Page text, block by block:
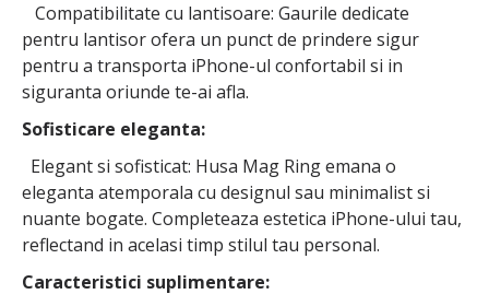
Compatibilitate cu lantisoare: Gaurile dedicate
pentru lantisor ofera un punct de prindere sigur
pentru a transporta iPhone-ul confortabil si in
siguranta oriunde te-ai afla.
Sofisticare eleganta:
Elegant si sofisticat: Husa Mag Ring emana o
eleganta atemporala cu designul sau minimalist si
nuante bogate. Completeaza estetica iPhone-ului tau,
reflectand in acelasi timp stilul tau personal.
Caracteristici suplimentare: